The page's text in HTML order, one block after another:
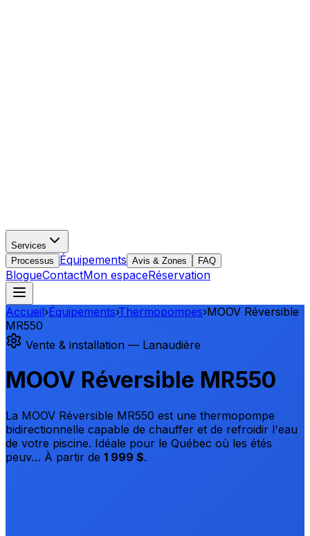
Services
Processus
Équipements Avis & Zones FAQ
BlogueContactMon espaceRéservation
Accueil›Équipements›Thermopompes›MOOV Réversible
MR550
Vente & installation — Lanaudière
MOOV Réversible MR550
La MOOV Réversible MR550 est une thermopompe
bidirectionnelle capable de chauffer et de refroidir l'eau
de votre piscine. Idéale pour le Québec où les étés
peuv… À partir de 1 999 $.